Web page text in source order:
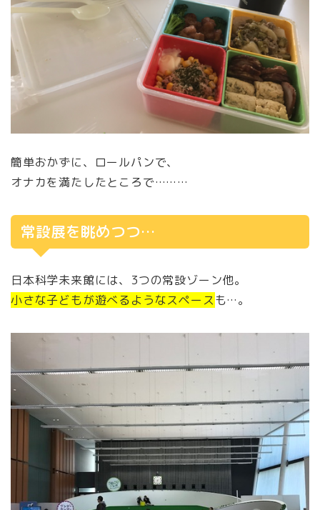
簡単おかずに、ロールパンで、
オナカを満たしたところで………
常設展を眺めつつ…
日本科学未来館には、3つの常設ゾーン他。
小さな子どもが遊べるようなスペースも…。